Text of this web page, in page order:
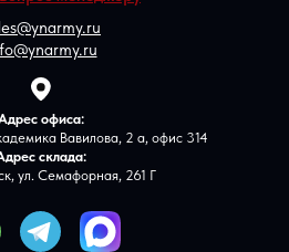
офиса:
Вавилова, 2 а, офис 314
склада:
ул. Семафорная, 261 Г